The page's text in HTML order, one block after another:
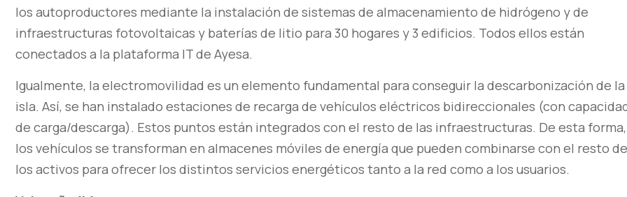
los autoproductores mediante la instalación de sistemas de almacenamiento de hidrógeno y de
infraestructuras fotovoltaicas y baterías de litio para 30 hogares y 3 edificios. Todos ellos están
conectados a la plataforma IT de Ayesa.
Igualmente, la electromovilidad es un elemento fundamental para conseguir la descarbonización de la
isla. Así, se han instalado estaciones de recarga de vehículos eléctricos bidireccionales (con
de carga/descarga). Estos puntos están integrados con el resto de las infraestructuras. De esta forma,
los vehículos se transforman en almacenes móviles de energía que pueden combinarse con el resto de
los activos para ofrecer los distintos servicios energéticos tanto a la red como a los usuarios.